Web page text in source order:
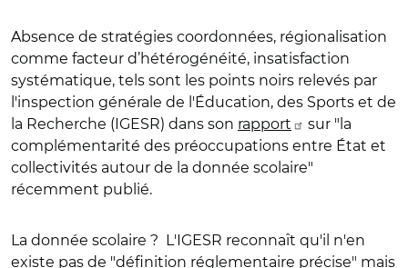
Absence de stratégies coordonnées, régionalisation
comme facteur d’hétérogénéité, insatisfaction
systématique, tels sont les points noirs relevés par
l'inspection générale de l'Éducation, des Sports et de
la Recherche (IGESR) dans son rapport
sur "la
complémentarité des préoccupations entre État et
collectivités autour de la donnée scolaire"
récemment publié.
La donnée scolaire ? L'IGESR reconnaît qu'il n'en
existe pas de "définition réglementaire précise" mais